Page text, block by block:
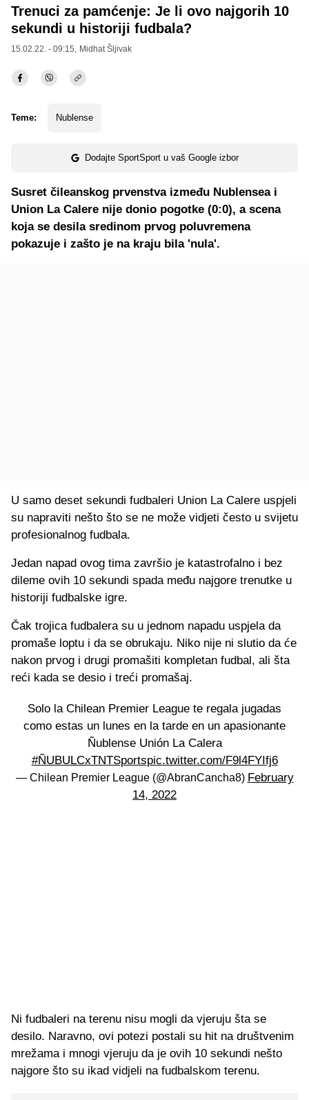
Trenuci za pamćenje: Je li ovo najgorih 10
sekundi u historiji fudbala?
15.02.22. - 09:15, Midhat Šljivak
Teme: Nublense
Dodajte SportSport u vaš Google izbor
Susret čileanskog prvenstva između Nublensea i
Union La Calere nije donio pogotke (0:0), a scena
koja se desila sredinom prvog poluvremena
pokazuje i zašto je na kraju bila 'nula'.
U samo deset sekundi fudbaleri Union La Calere uspjeli
su napraviti nešto što se ne može vidjeti često u svijetu
profesionalnog fudbala.
Jedan napad ovog tima završio je katastrofalno i bez
dileme ovih 10 sekundi spada među najgore trenutke u
historiji fudbalske igre.
Čak trojica fudbalera su u jednom napadu uspjela da
promaše loptu i da se obrukaju. Niko nije ni slutio da će
nakon prvog i drugi promašiti kompletan fudbal, ali šta
reći kada se desio i treći promašaj.
Solo la Chilean Premier League te regala jugadas
como estas un lunes en la tarde en un apasionante
Ñublense Unión La Calera
#ÑUBULCxTNTSportspic.twitter.com/F9l4FYIfj6
— Chilean Premier League (@AbranCancha8) February
14, 2022
Ni fudbaleri na terenu nisu mogli da vjeruju šta se
desilo. Naravno, ovi potezi postali su hit na društvenim
mrežama i mnogi vjeruju da je ovih 10 sekundi nešto
najgore što su ikad vidjeli na fudbalskom terenu.